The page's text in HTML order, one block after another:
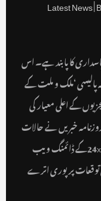
کا پابند ہے۔ اس
پالیسی ‘ملک و ملت کے
کے اعلی معیار کی
خبریں نے حالات
کے تقاضوں کے تحت اردو کے ساتھ ہندی میں24x7کے ڈائمنگ ویب
پر پوری اترے